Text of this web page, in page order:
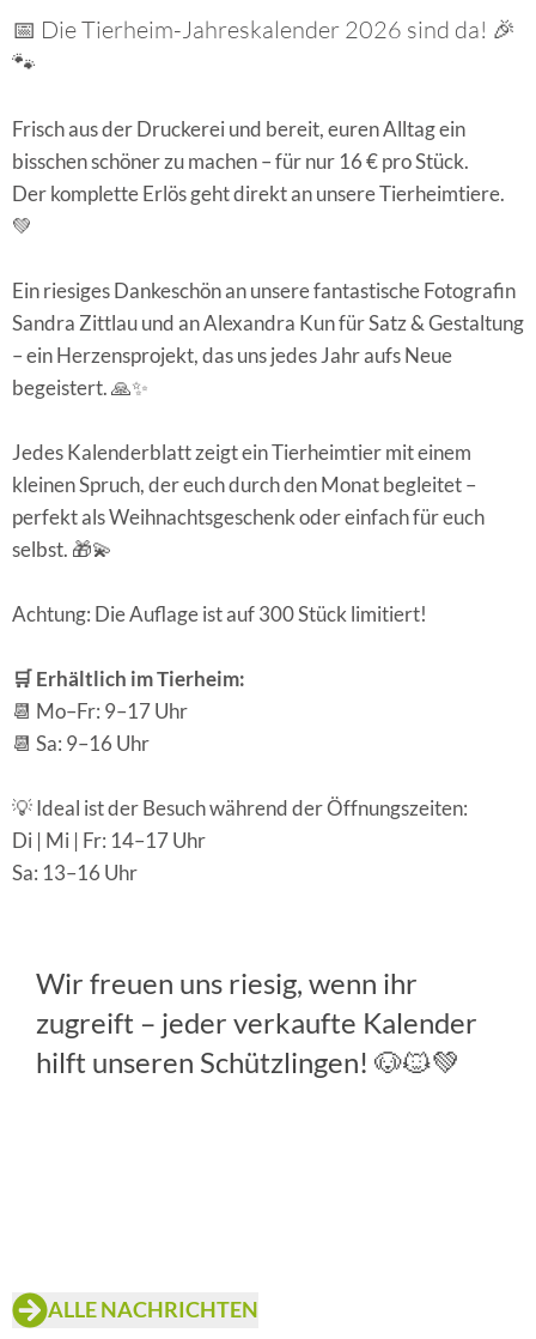
📅 Die Tierheim-Jahreskalender 2026 sind da! 🎉
🐾
Frisch aus der Druckerei und bereit, euren Alltag ein
bisschen schöner zu machen – für nur 16 € pro Stück.
Der komplette Erlös geht direkt an unsere Tierheimtiere.
💚
Ein riesiges Dankeschön an unsere fantastische Fotografin
Sandra Zittlau und an Alexandra Kun für Satz & Gestaltung
– ein Herzensprojekt, das uns jedes Jahr aufs Neue
begeistert. 🙏✨
Jedes Kalenderblatt zeigt ein Tierheimtier mit einem
kleinen Spruch, der euch durch den Monat begleitet –
perfekt als Weihnachtsgeschenk oder einfach für euch
selbst. 🎁💫
Achtung: Die Auflage ist auf 300 Stück limitiert!
🛒 Erhältlich im Tierheim:
📆 Mo–Fr: 9–17 Uhr
📆 Sa: 9–16 Uhr
💡 Ideal ist der Besuch während der Öffnungszeiten:
Di | Mi | Fr: 14–17 Uhr
Sa: 13–16 Uhr
Wir freuen uns riesig, wenn ihr
zugreift – jeder verkaufte Kalender
hilft unseren Schützlingen! 🐶🐱💚
ALLE NACHRICHTEN